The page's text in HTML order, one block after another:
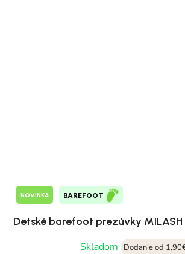
NOVINKA BAREFOOT
Detské barefoot prezúvky
Skladom
Dodanie od